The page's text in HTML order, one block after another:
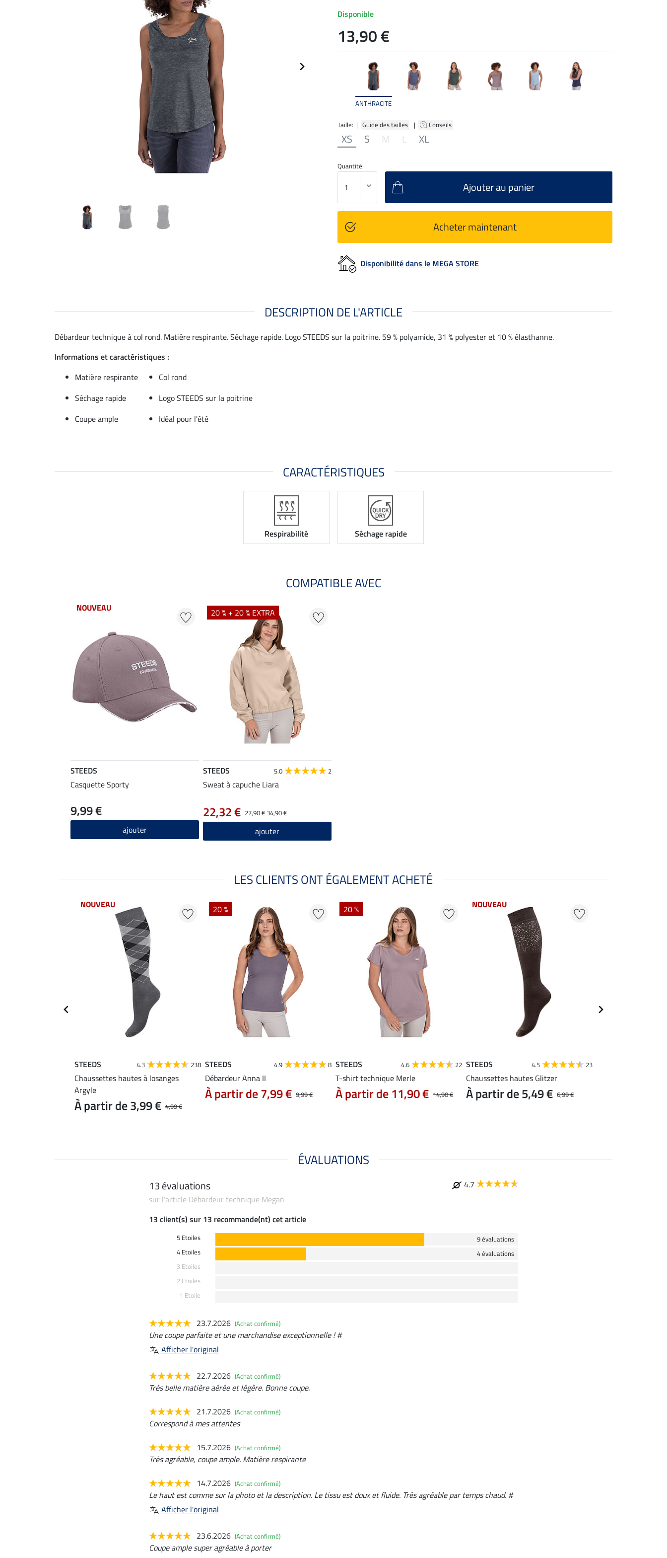
ANTHRACITE
Taille: | Guide des tailles | Conseils
XS S M L XL
Disponible
13,90 €
Quantité:
Ajouter au panier
Acheter maintenant
Disponibilité dans le MEGA STORE
DESCRIPTION DE L'ARTICLE
Débardeur technique à col rond. Matière respirante. Séchage rapide. Logo STEEDS sur la poitrine. 59 % polyamide, 31 % polyester et 10 % élasthanne.
Informations et caractéristiques :
Matière respirante
Col rond
Séchage rapide
Logo STEEDS sur la poitrine
Coupe ample
Idéal pour l'été
CARACTÉRISTIQUES
Respirabilité Séchage rapide
COMPATIBLE AVEC
NOUVEAU
STEEDS
Casquette Sporty
9,99 €
ajouter
20 % + 20 % EXTRA
STEEDS 5.0 2
Sweat à capuche Liara
27,90 €34,90 €
22,32 €
ajouter
LES CLIENTS ONT ÉGALEMENT ACHETÉ
NOUVEAU
STEEDS 4.3 238
Chaussettes hautes à losanges
Argyle
4,99 €
À partir de 3,99 €
20 %
STEEDS 4.9 8
Débardeur Anna II
9,99 €
À partir de 7,99 €
20 %
STEEDS 4.6 22
T-shirt technique Merle
14,90 €
À partir de 11,90 €
NOUVEAU
STEEDS 4.5 23
Chaussettes hautes Glitzer
6,99 €
À partir de 5,49 €
ÉVALUATIONS
13 évaluations
4.7
sur l'article Débardeur technique Megan
13 client(s) sur 13 recommande(nt) cet article
5 Etoiles
9 évaluations
4 Etoiles
4 évaluations
3 Etoiles
2 Etoiles
1 Etoile
23.7.2026 (Achat confirmé)
Une coupe parfaite et une marchandise exceptionnelle ! #
Afficher l'original
22.7.2026 (Achat confirmé)
Très belle matière aérée et légère. Bonne coupe.
21.7.2026 (Achat confirmé)
Correspond à mes attentes
15.7.2026 (Achat confirmé)
Très agréable, coupe ample. Matière respirante
14.7.2026 (Achat confirmé)
Le haut est comme sur la photo et la description. Le tissu est doux et fluide. Très agréable par temps chaud. #
Afficher l'original
23.6.2026 (Achat confirmé)
Coupe ample super agréable à porter